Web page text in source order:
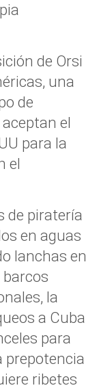
de Orsi
una
de
el
para la
el
de piratería
en aguas
lanchas en
la
a Cuba
para
prepotencia
ribetes